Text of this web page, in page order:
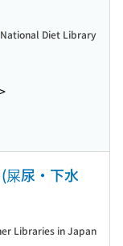
National Diet Library
屎尿・下水
Libraries in Japan